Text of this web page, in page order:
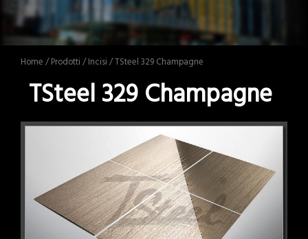
Home /Prodotti /Incisi / TSteel 329 Champagne
TSteel 329 Champagne